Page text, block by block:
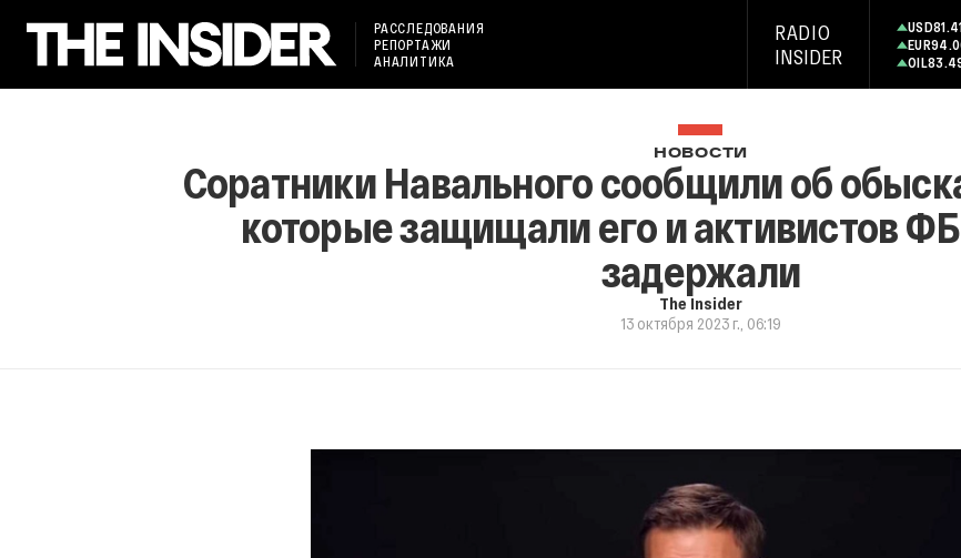
РАССЛЕДОВАНИЯ
РЕПОРТАЖИ
АНАЛИТИКА
RADIO
INSIDER
USD
EUR
OIL
НОВОСТИ
Соратники Навального сообщили об
которые защищали его и активистов
задержали
The Insider
13 октября 2023 г., 06:19